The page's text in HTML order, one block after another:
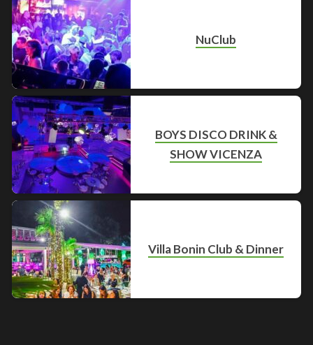
NuClub
BOYS DISCO DRINK &
SHOW VICENZA
Villa Bonin Club & Dinner